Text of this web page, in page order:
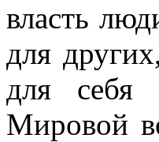
власть
для
для себя
Мировой